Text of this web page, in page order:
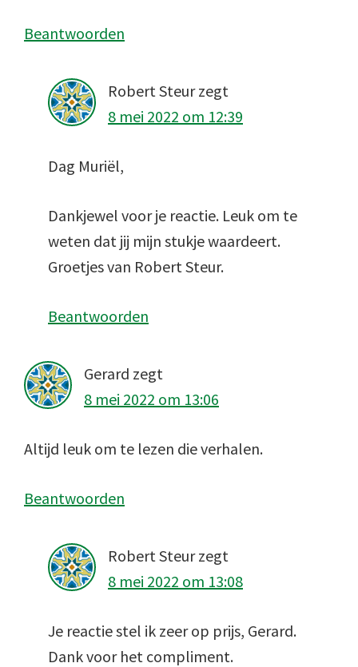
Beantwoorden
Robert Steur zegt
8 mei 2022 om 12:39
Dag Muriël,
Dankjewel voor je reactie. Leuk om te
weten dat jij mijn stukje waardeert.
Groetjes van Robert Steur.
Beantwoorden
Gerard zegt
8 mei 2022 om 13:06
Altijd leuk om te lezen die verhalen.
Beantwoorden
Robert Steur zegt
8 mei 2022 om 13:08
Je reactie stel ik zeer op prijs, Gerard.
Dank voor het compliment.